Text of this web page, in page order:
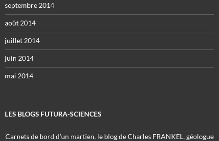
septembre 2014
août 2014
juillet 2014
juin 2014
mai 2014
LES BLOGS FUTURA-SCIENCES
Carnets de bord d’un martien, le blog de Charles FRANKEL, géologue